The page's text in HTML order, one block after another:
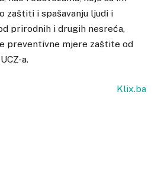
zaštiti i spašavanju ljudi i
prirodnih i drugih nesreća,
preventivne mjere zaštite od
a.
Klix.ba